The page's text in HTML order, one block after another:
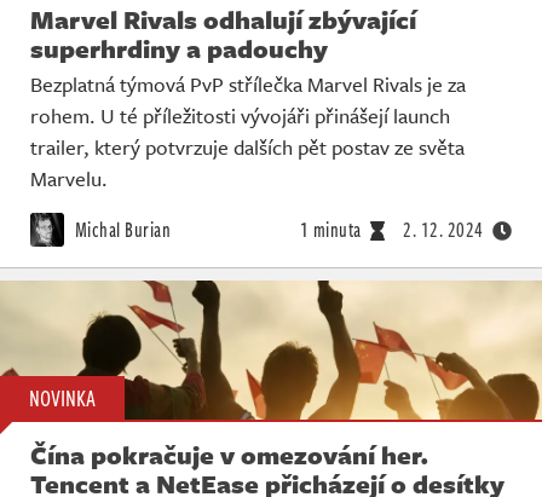
Marvel Rivals odhalují zbývající
superhrdiny a padouchy
Bezplatná týmová PvP střílečka Marvel Rivals je za
rohem. U té příležitosti vývojáři přinášejí launch
trailer, který potvrzuje dalších pět postav ze světa
Marvelu.
Michal Burian 1 minuta 2. 12. 2024
NOVINKA
Čína pokračuje v omezování her.
Tencent a NetEase přicházejí o desítky